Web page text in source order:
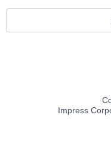
Impress